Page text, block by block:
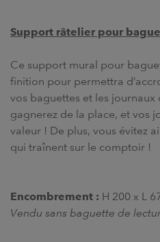
Support râtelier pour
Ce support mural pour
finition pour permettra
vos baguettes et les journaux
gagnerez de la place, et vos
valeur ! De plus, vous évitez
qui traînent sur le comptoir !
Encombrement : H 200 x L
Vendu sans baguette de